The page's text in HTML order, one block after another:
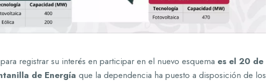
registrar su interés en participar en el nuevo esquema es el 20 de
de Energía que la dependencia ha puesto a disposición de los